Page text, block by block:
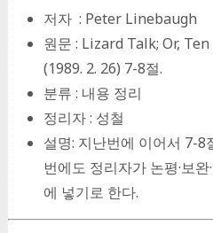
저자 : Peter Linebaugh
원문 : Lizard Talk; Or,
(1989. 2. 26) 7-8절.
분류 : 내용 정리
정리자 : 성철
설명: 지난번에 이어서 7-
번에도 정리자가 논평·보
에 넣기로 한다.